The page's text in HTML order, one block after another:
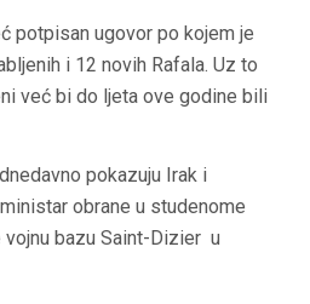
potpisan ugovor po kojem je
i 12 novih Rafala. Uz to
već bi do ljeta ove godine bili
pokazuju Irak i
obrane u studenome
bazu Saint-Dizier u